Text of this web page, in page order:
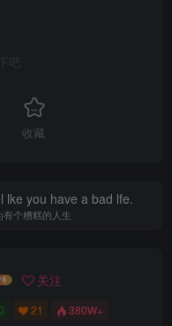
吧
收藏
lke you have a bad lfe.
个糟糕的人生
关注
21 380W+